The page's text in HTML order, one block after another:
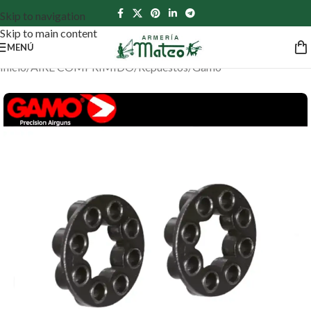
Skip to navigation
Skip to main content
MENÚ
Inicio/AIRE COMPRIMIDO/ Repuestos/ Gamo